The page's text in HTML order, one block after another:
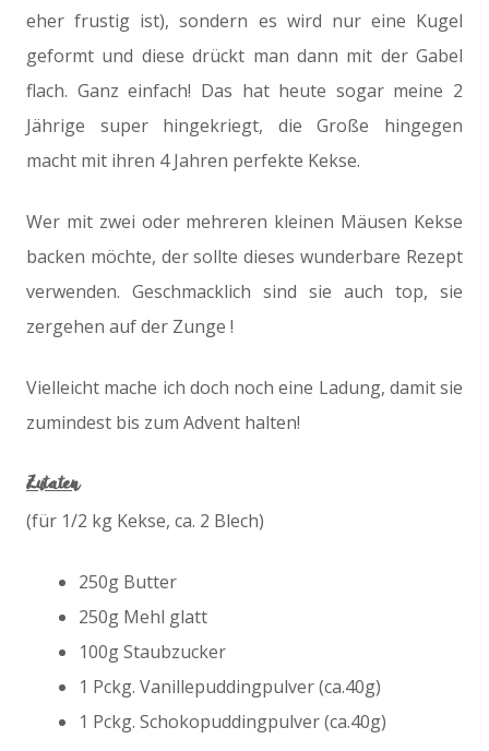
eher frustig ist), sondern es wird nur eine Kugel
geformt und diese drückt man dann mit der Gabel
flach. Ganz einfach! Das hat heute sogar meine 2
Jährige super hingekriegt, die Große hingegen
macht mit ihren 4 Jahren perfekte Kekse.
Wer mit zwei oder mehreren kleinen Mäusen Kekse
backen möchte, der sollte dieses wunderbare Rezept
verwenden. Geschmacklich sind sie auch top, sie
zergehen auf der Zunge !
Vielleicht mache ich doch noch eine Ladung, damit sie
zumindest bis zum Advent halten!
Zutaten
(für 1/2 kg Kekse, ca. 2 Blech)
250g Butter
250g Mehl glatt
100g Staubzucker
1 Pckg. Vanillepuddingpulver (ca.40g)
1 Pckg. Schokopuddingpulver (ca.40g)